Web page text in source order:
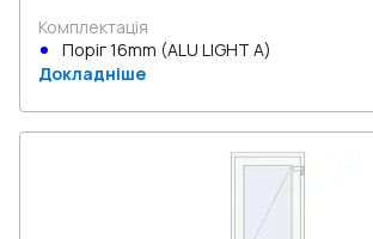
Комплектація
Поріг 16mm (ALU LIGHT A)
Докладніше